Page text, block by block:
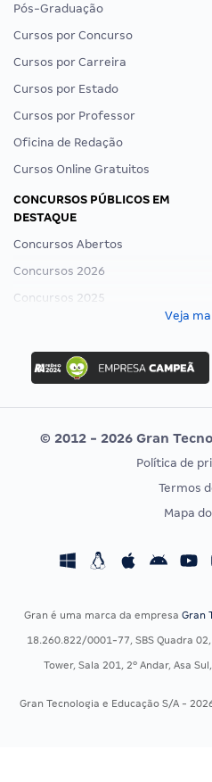
Pós-Graduação
Cursos por Concurso
Cursos por Carreira
Cursos por Estado
Cursos por Professor
Oficina de Redação
Cursos Online Gratuitos
CONCURSOS PÚBLICOS EM
DESTAQUE
Concursos Abertos
Concursos 2026
Concursos 2025
Concurso Ibama
Concurso MPU
Editais publicados
CONCURSOS POR PROFISSÃO
Concursos Fiscais
Residência Multiprofissional
Veja
© 2012 - 2026 Gran
Política de
Termos
Mapa
Gran é uma marca da empresa Gran
18.260.822/0001-77, SBS Quadra
Tower, Sala 201, 2º Andar, Asa
Gran Tecnologia e Educação S/A -